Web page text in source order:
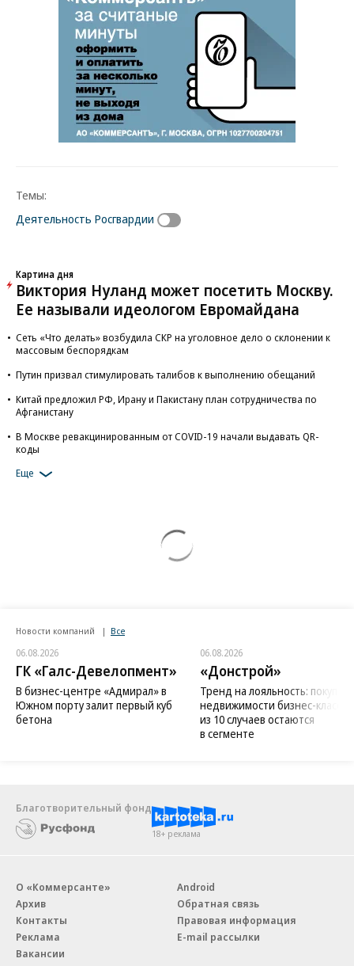
Темы:
Деятельность Росгвардии
Картина дня
Виктория Нуланд может посетить Москву.
Ее называли идеологом Евромайдана
Сеть «Что делать» возбудила СКР на уголовное дело о склонении к
массовым беспорядкам
Путин призвал стимулировать талибов к выполнению обещаний
Китай предложил РФ, Ирану и Пакистану план сотрудничества по
Афганистану
В Москве ревакцинированным от COVID-19 начали выдавать QR-
коды
Еще
Новости компаний Все
06.08.2026
ГК «Галс-Девелопмент»
В бизнес-центре «Адмирал» в
Южном порту залит первый куб
бетона
06.08.2026
«Донстрой»
Тренд на лояльность:
недвижимости бизнес-класса
из 10 случаев остаются
в сегменте
Благотворительный фонд
18+ реклама
О «Коммерсанте»
Архив
Контакты
Реклама
Вакансии
Android
Обратная связь
Правовая информация
E-mail рассылки